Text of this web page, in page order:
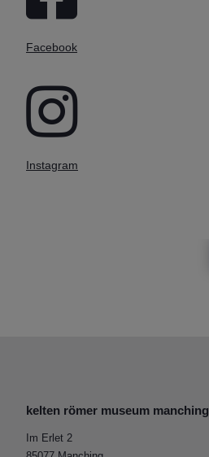
Facebook
Instagram
kelten römer museum manching
Im Erlet 2